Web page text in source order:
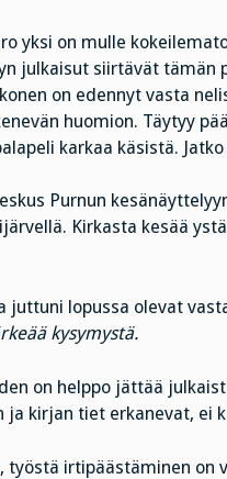
yksi on mulle
julkaisut siirtävät
on edennyt vasta
huomion. Täytyy
karkaa käsistä.
Purnun
Kirkasta kesää
juttuni lopussa olevat
kysymystä.
on helppo jättää
ja kirjan tiet erkanevat, ei
työstä irtipäästäminen on